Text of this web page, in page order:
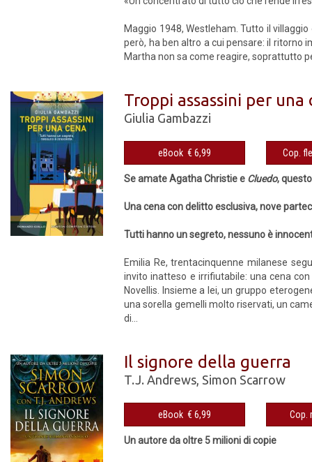
Maggio 1948, Westleham. Tutto il
però, ha ben altro a cui pensare: il ritorno
Martha non sa come reagire, soprattutto
Troppi assassini per una
Giulia Gambazzi
eBook € 6,99
Se amate Agatha Christie e Cluedo,
Una cena con delitto esclusiva, nove
Tutti hanno un segreto, nessuno è
Emilia Re, trentacinquenne milanese
invito inatteso e irrifiutabile: una cena
Novellis. Insieme a lei, un gruppo
una sorella gemelli molto riservati, un
di...
Il signore della guerra
T.J. Andrews, Simon Scarrow
eBook € 6,99
Un autore da oltre 5 milioni di copie